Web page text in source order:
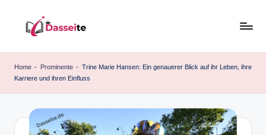
content
a
e
Home - Prominente - Trine Marie Hansen: Ein genauerer Blick auf ihr Leben, ihre
Karriere und ihren Einfluss